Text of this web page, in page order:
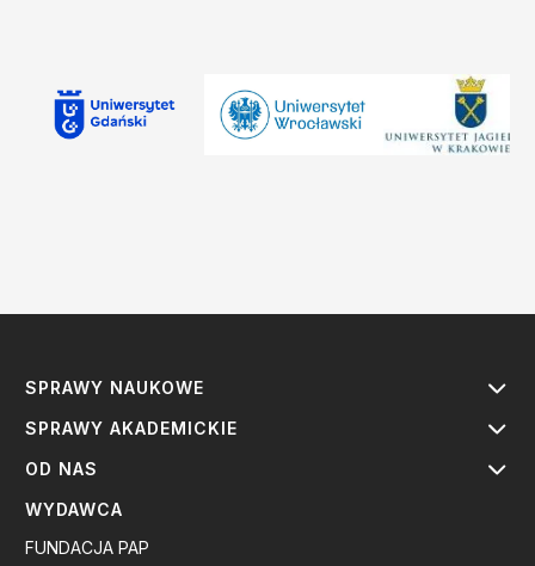
SPRAWY NAUKOWE
SPRAWY AKADEMICKIE
OD NAS
WYDAWCA
FUNDACJA PAP